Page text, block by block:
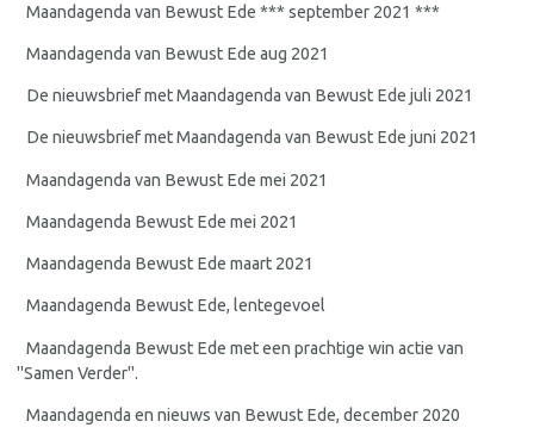
Maandagenda van Bewust Ede *** september 2021 ***
Maandagenda van Bewust Ede aug 2021
De nieuwsbrief met Maandagenda van Bewust Ede juli 2021
De nieuwsbrief met Maandagenda van Bewust Ede juni 2021
Maandagenda van Bewust Ede mei 2021
Maandagenda Bewust Ede mei 2021
Maandagenda Bewust Ede maart 2021
Maandagenda Bewust Ede, lentegevoel
Maandagenda Bewust Ede met een prachtige win actie van
"Samen Verder".
Maandagenda en nieuws van Bewust Ede, december 2020